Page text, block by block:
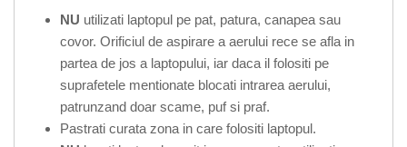
NU utilizati laptopul pe pat, patura, canapea sau
covor. Orificiul de aspirare a aerului rece se afla in
partea de jos a laptopului, iar daca il folositi pe
suprafetele mentionate blocati intrarea aerului,
patrunzand doar scame, puf si praf.
Pastrati curata zona in care folositi laptopul.